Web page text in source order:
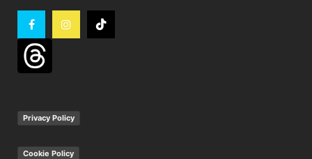
Privacy Policy
Cookie Policy